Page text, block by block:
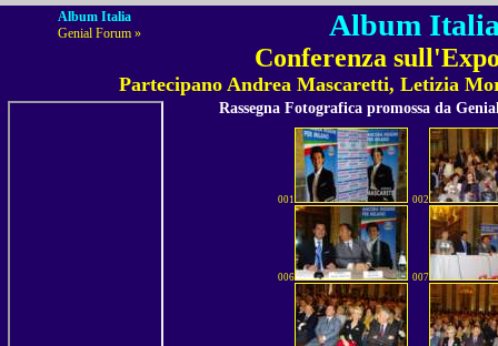
Album Italia
Genial Forum »
Album
Conferenza
Partecipano Andrea Mascaretti, Letizia
Rassegna Fotografica promossa da
001 002
006 007